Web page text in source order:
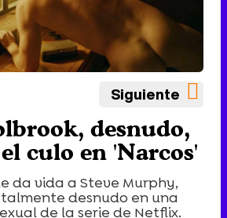
Siguiente
desnudo,
culo en 'Narcos'
da vida a Steve Murphy,
desnudo en una
de la serie de Netflix.